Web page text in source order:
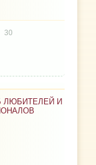
30
ЛЮБИТЕЛЕЙ И